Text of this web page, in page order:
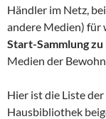
Händler im Netz,
andere Medien) für
Start-Sammlung
Medien der
Hier ist die Liste
Hausbibliothek